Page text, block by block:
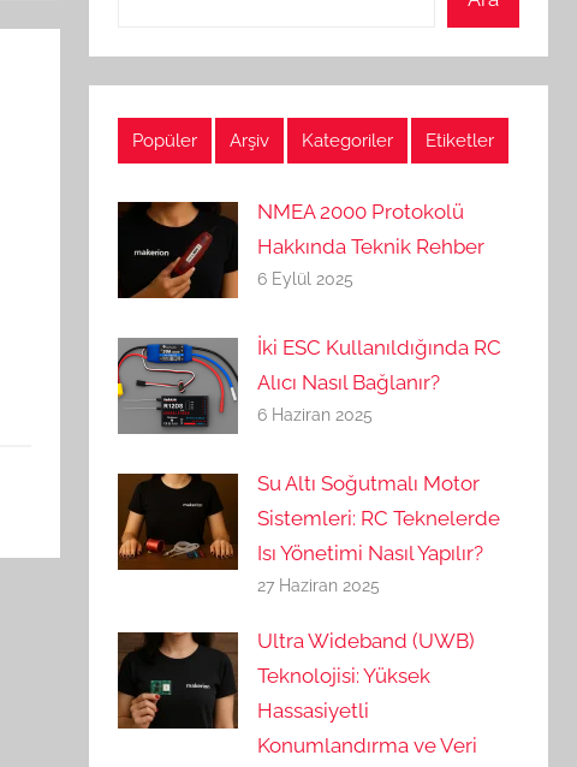
Popüler Arşiv Kategoriler Etiketler
NMEA 2000 Protokolü
Hakkında Teknik Rehber
6 Eylül 2025
İki ESC Kullanıldığında RC
Alıcı Nasıl Bağlanır?
6 Haziran 2025
Su Altı Soğutmalı Motor
Sistemleri: RC Teknelerde
Isı Yönetimi Nasıl Yapılır?
27 Haziran 2025
Ultra Wideband (UWB)
Teknolojisi: Yüksek
Hassasiyetli
Konumlandırma ve Veri